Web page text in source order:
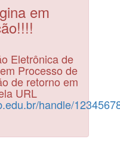
em
Eletrônica de
Processo de
de retorno em
URL
handle/